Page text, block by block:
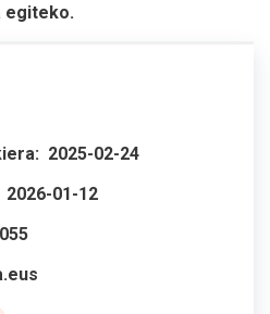
egiteko.
2025-02-24
2026-01-12